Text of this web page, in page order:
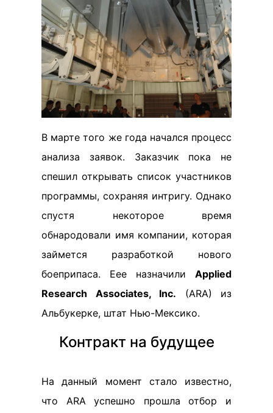
В марте того же года начался процесс
анализа заявок. Заказчик пока не
спешил открывать список участников
программы, сохраняя интригу. Однако
спустя некоторое время
обнародовали имя компании, которая
займется разработкой нового
боеприпаса. Eее назначили Applied
Research Associates, Inc. (ARA) из
Альбукерке, штат Нью-Мексико.
Контракт на будущее
На данный момент стало известно,
что ARA успешно прошла отбор и